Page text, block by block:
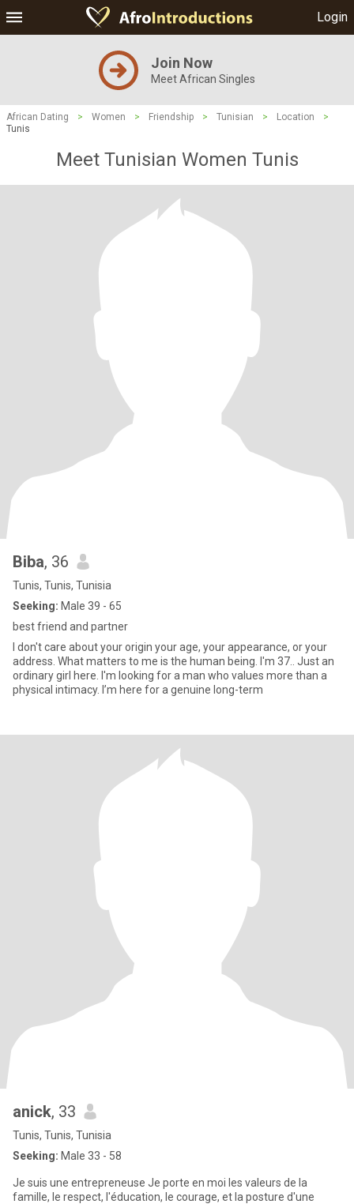
Login
Join Now
Meet African Singles
African Dating > Women > Friendship > Tunisian > Location
>
Tunis
Meet Tunisian Women Tunis
Biba, 36
Tunis, Tunis, Tunisia
Seeking: Male 39 - 65
best friend and partner
I don't care about your origin your age, your appearance, or your
address. What matters to me is the human being. I'm 37.. Just an
ordinary girl here. I'm looking for a man who values more than a
physical intimacy. I’m here for a genuine long-term
anick, 33
Tunis, Tunis, Tunisia
Seeking: Male 33 - 58
Je suis une entrepreneuse Je porte en moi les valeurs de la
famille, le respect, l'éducation, le courage, et la posture d'une